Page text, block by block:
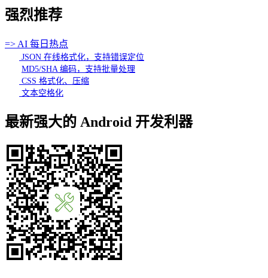
强烈推荐
=> AI 每日热点
JSON 在线格式化，支持错误定位
MD5/SHA 编码，支持批量处理
CSS 格式化、压缩
文本空格化
最新强大的 Android 开发利器